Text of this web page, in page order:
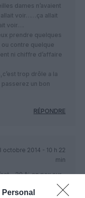
dames n’avaient
allait voir……ça allait
voir….
prendre quelques
ou contre quelque
ni chiffre d’affaire
trop drôle a la
passerez un bon
RÉPONDRE
octobre 2014 - 10 h 22
min
– 20 % en pax sur
du Pékin,
de la ligne.